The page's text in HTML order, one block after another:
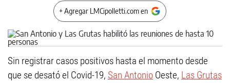
+ Agregar LMCipolletti.com en
Sin registrar casos positivos hasta el momento desde
que se desató el Covid-19, San Antonio Oeste, Las Grutas